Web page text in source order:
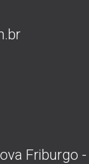
Friburgo